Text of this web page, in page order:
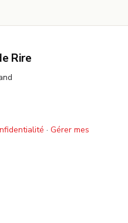
Rire
· Gérer mes